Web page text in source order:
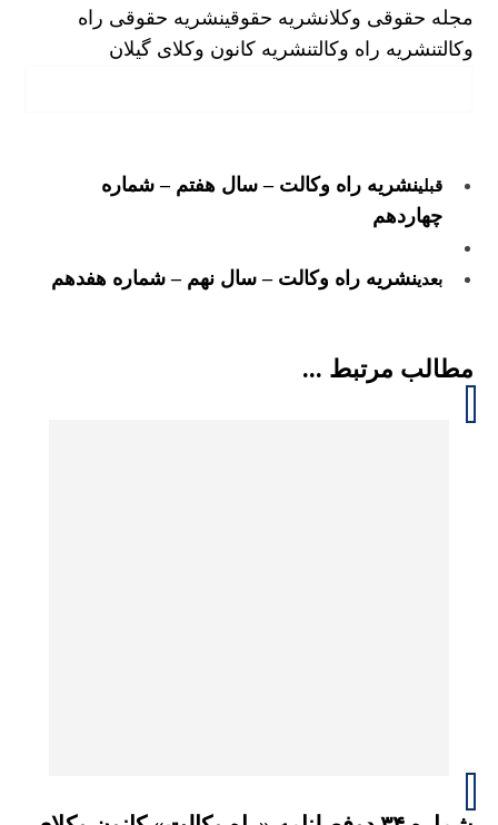
مجله حقوقی وکلانشریه حقوقینشریه حقوقی راه
وکالتنشریه راه وکالتنشریه کانون وکلای گیلان
قبلینشریه راه وکالت – سال هفتم – شماره
چهاردهم
بعدینشریه راه وکالت – سال نهم – شماره هفدهم
مطالب مرتبط ...